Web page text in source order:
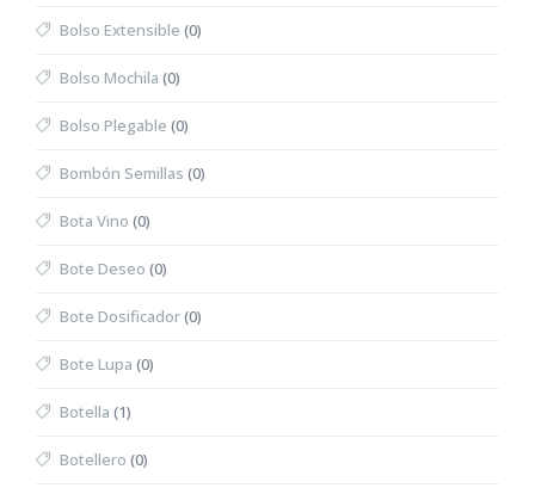
Bolso Extensible (0)
Bolso Mochila (0)
Bolso Plegable (0)
Bombón Semillas (0)
Bota Vino (0)
Bote Deseo (0)
Bote Dosificador(0)
Bote Lupa (0)
Botella (1)
Botellero (0)